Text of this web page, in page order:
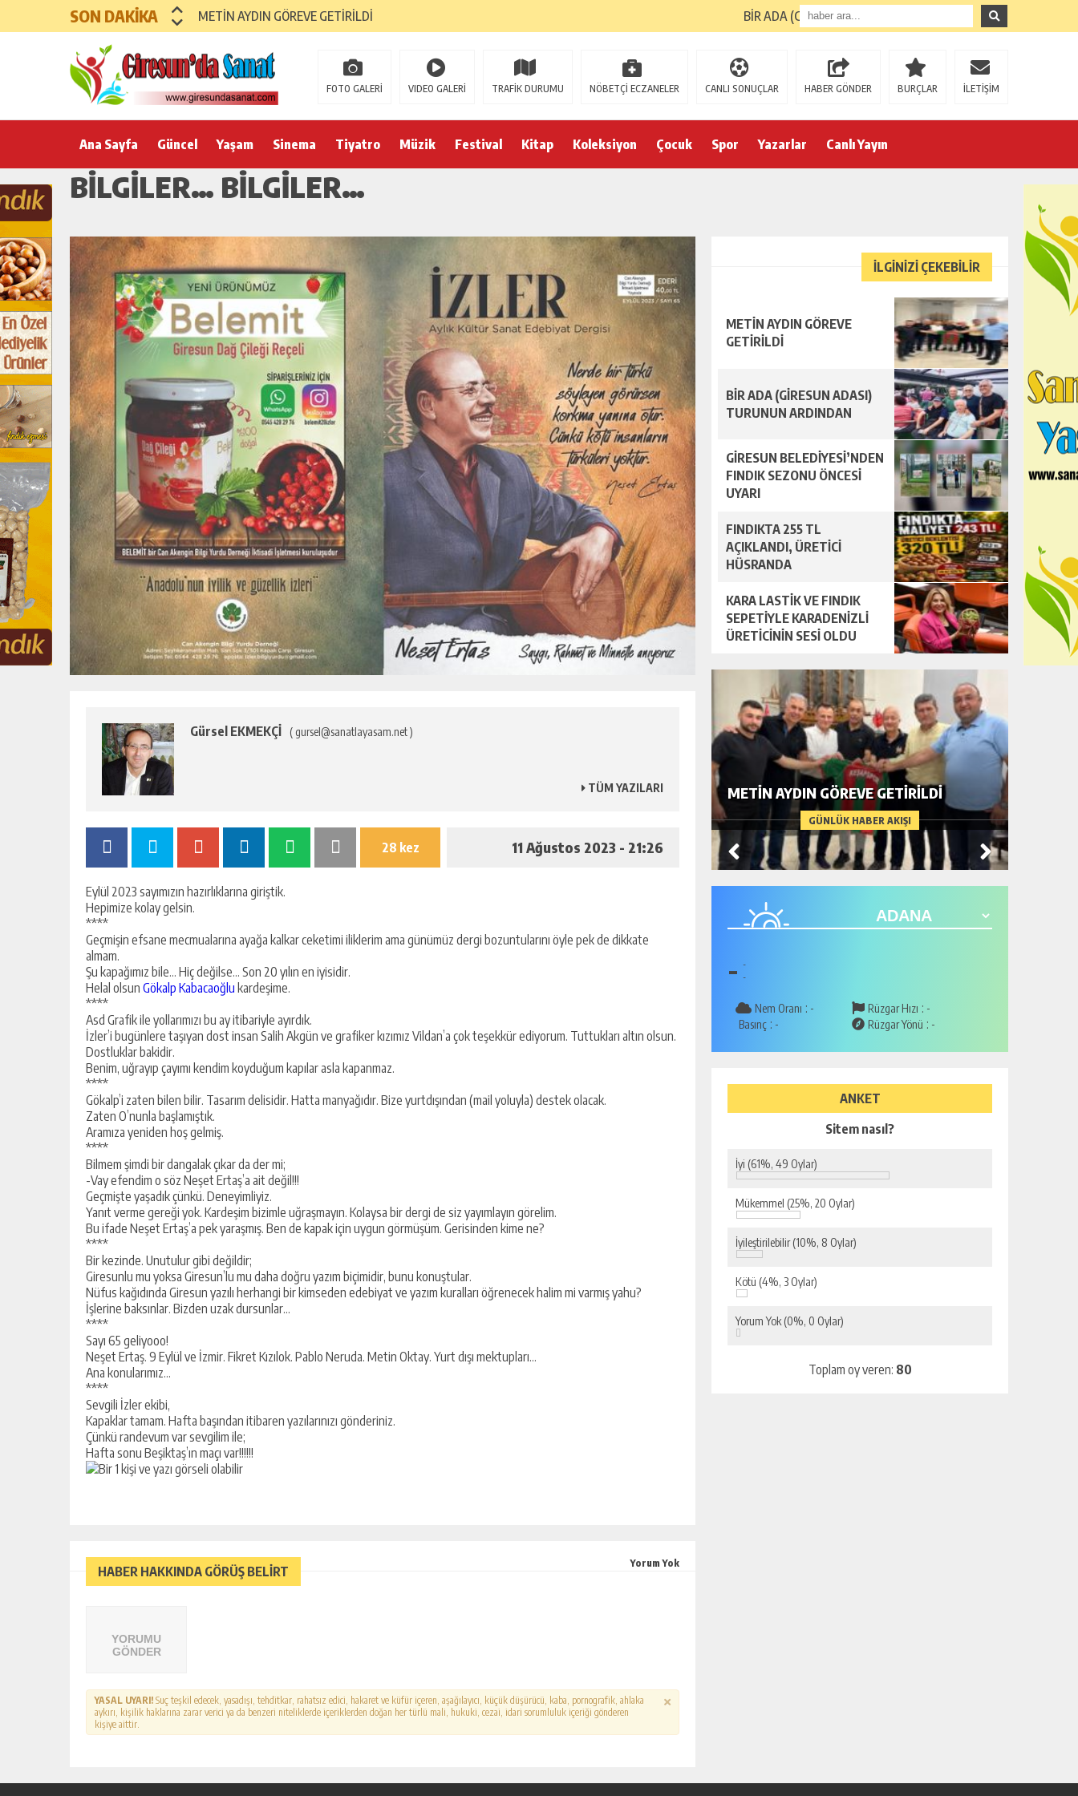
SON DAKİKA METİN AYDIN GÖREVE GETİRİLDİ BİR ADA (GİRESUN ADASI) TURUNUN ARDINDAN
FOTO GALERİ VIDEO GALERİ TRAFİK DURUMU NÖBETÇİ ECZANELER CANLI SONUÇLAR HABER GÖNDER BURÇLAR İLETİŞİM
Ana Sayfa Güncel Yaşam Sinema Tiyatro Müzik Festival Kitap Koleksiyon Çocuk Spor Yazarlar Canlı Yayın
BILGILER… BILGILER…
Gürsel EKMEKÇİ ( gursel@sanatlayasam.net )
TÜM YAZILARI
28 kez 11 Ağustos 2023 - 21:26
Eylül 2023 sayımızın hazırlıklarına giriştik.
Hepimize kolay gelsin.
****
Geçmişin efsane mecmualarına ayağa kalkar ceketimi iliklerim ama günümüz dergi bozuntularını öyle pek de dikkate
almam.
Şu kapağımız bile… Hiç değilse… Son 20 yılın en iyisidir.
Helal olsun Gökalp Kabacaoğlu kardeşime.
****
Asd Grafik ile yollarımızı bu ay itibariyle ayırdık.
İzler’i bugünlere taşıyan dost insan Salih Akgün ve grafiker kızımız Vildan’a çok teşekkür ediyorum. Tuttukları altın olsun.
Dostluklar bakidir.
Benim, uğrayıp çayımı kendim koyduğum kapılar asla kapanmaz.
****
Gökalp’i zaten bilen bilir. Tasarım delisidir. Hatta manyağıdır. Bize yurtdışından (mail yoluyla) destek olacak.
Zaten O’nunla başlamıştık.
Aramıza yeniden hoş gelmiş.
****
Bilmem şimdi bir dangalak çıkar da der mi;
-Vay efendim o söz Neşet Ertaş’a ait değil!!!
Geçmişte yaşadık çünkü. Deneyimliyiz.
Yanıt verme gereği yok. Kardeşim bizimle uğraşmayın. Kolaysa bir dergi de siz yayımlayın görelim.
Bu ifade Neşet Ertaş’a pek yaraşmış. Ben de kapak için uygun görmüşüm. Gerisinden kime ne?
****
Bir kezinde. Unutulur gibi değildir;
Giresunlu mu yoksa Giresun’lu mu daha doğru yazım biçimidir, bunu konuştular.
Nüfus kağıdında Giresun yazılı herhangi bir kimseden edebiyat ve yazım kuralları öğrenecek halim mi varmış yahu?
İşlerine baksınlar. Bizden uzak dursunlar…
****
Sayı 65 geliyooo!
Neşet Ertaş. 9 Eylül ve İzmir. Fikret Kızılok. Pablo Neruda. Metin Oktay. Yurt dışı mektupları…
Ana konularımız…
****
Sevgili İzler ekibi,
Kapaklar tamam. Hafta başından itibaren yazılarınızı gönderiniz.
Çünkü randevum var sevgilim ile;
Hafta sonu Beşiktaş’ın maçı var!!!!!!
HABER HAKKINDA GÖRÜŞ BELİRT
Yorum Yok
YORUMU
GÖNDER
YASAL UYARI! Suç teşkil edecek, yasadışı, tehditkar, rahatsız edici, hakaret ve küfür içeren, aşağılayıcı, küçük düşürücü, kaba, pornografik, ahlaka
aykırı, kişilik haklarına zarar verici ya da benzeri niteliklerde içeriklerden doğan her türlü mali, hukuki, cezai, idari sorumluluk içeriği gönderen
kişiye aittir.
İLGİNİZİ ÇEKEBİLİR
METİN AYDIN GÖREVE
GETİRİLDİ
BİR ADA (GİRESUN ADASI)
TURUNUN ARDINDAN
GİRESUN BELEDİYESİ’NDEN
FINDIK SEZONU ÖNCESİ
UYARI
FINDIKTA 255 TL
AÇIKLANDI, ÜRETİCİ
HÜSRANDA
KARA LASTİK VE FINDIK
SEPETİYLE KARADENİZLİ
ÜRETİCİNİN SESİ OLDU
GÜNLÜK HABER AKIŞI
METİN AYDIN GÖREVE GETİRİLDİ
- -
-
Nem Oranı : -
Basınç : -
Rüzgar Hızı : -
Rüzgar Yönü : -
ANKET
Sitem nasıl?
İyi (61%, 49 Oylar)
Mükemmel (25%, 20 Oylar)
İyileştirilebilir(10%, 8 Oylar)
Kötü (4%, 3 Oylar)
Yorum Yok (0%, 0 Oylar)
Toplam oy veren: 80